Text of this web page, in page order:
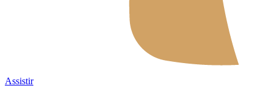
Assistir